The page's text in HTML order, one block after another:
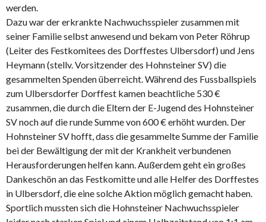
werden.
Dazu war der erkrankte Nachwuchsspieler zusammen mit
seiner Familie selbst anwesend und bekam von Peter Röhrup
(Leiter des Festkomitees des Dorffestes Ulbersdorf) und Jens
Heymann (stellv. Vorsitzender des Hohnsteiner SV) die
gesammelten Spenden überreicht. Während des Fussballspiels
zum Ulbersdorfer Dorffest kamen beachtliche 530 €
zusammen, die durch die Eltern der E-Jugend des Hohnsteiner
SV noch auf die runde Summe von 600 € erhöht wurden. Der
Hohnsteiner SV hofft, dass die gesammelte Summe der Familie
bei der Bewältigung der mit der Krankheit verbundenen
Herausforderungen helfen kann. Außerdem geht ein großes
Dankeschön an das Festkomitte und alle Helfer des Dorffestes
in Ulbersdorf, die eine solche Aktion möglich gemacht haben.
Sportlich mussten sich die Hohnsteiner Nachwuchsspieler